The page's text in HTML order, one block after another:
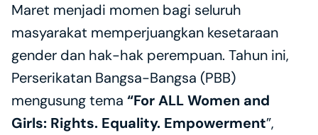
Maret menjadi momen bagi seluruh
masyarakat memperjuangkan kesetaraan
gender dan hak-hak perempuan. Tahun ini,
Perserikatan Bangsa-Bangsa (PBB)
mengusung tema “For ALL Women and
Girls: Rights. Equality. Empowerment”,